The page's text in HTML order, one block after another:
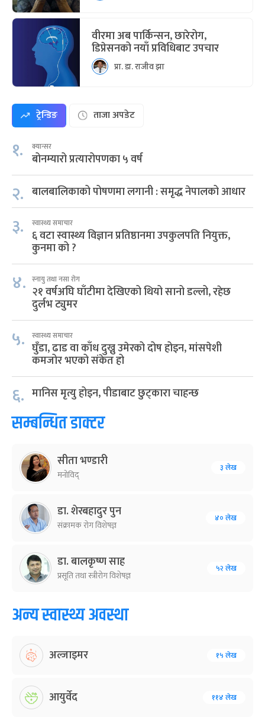
वीरमा अब पार्किन्सन, छारेरोग,
डिप्रेसनको नयाँ प्रविधिबाट उपचार
प्रा. डा. राजीव झा
ट्रेन्डिङ ताजा अपडेट
१. क्यान्सर
बोनम्यारो प्रत्यारोपणका ५ वर्ष
२. बालबालिकाको पोषणमा लगानी : समृद्ध नेपालको आधार
३. स्वास्थ्य समाचार
६ वटा स्वास्थ्य विज्ञान प्रतिष्ठानमा उपकुलपति नियुक्त,
कुनमा को ?
४. स्नायु तथा नसा रोग
२१ वर्षअघि घाँटीमा देखिएको थियो सानो डल्लो, रहेछ
दुर्लभ ट्युमर
५. स्वास्थ्य समाचार
घुँडा, ढाड वा काँध दुख्नु उमेरको दोष होइन, मांसपेशी
कमजोर भएको संकेत हो
६. मानिस मृत्यु होइन, पीडाबाट छुट्कारा चाहन्छ
सम्बन्धित डाक्टर
सीता भण्डारी
मनोविद्
३ लेख
डा. शेरबहादुर पुन
संक्रामक रोग विशेषज्ञ
४० लेख
डा. बालकृष्ण साह
प्रसूति तथा स्त्रीरोग विशेषज्ञ
५२ लेख
अन्य स्वास्थ्य अवस्था
अल्जाइमर १५ लेख
आयुर्वेद ११४ लेख